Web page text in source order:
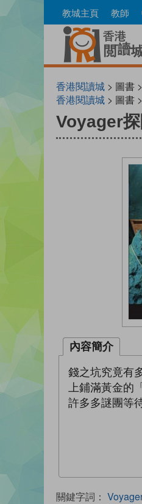
to
教城主頁 教師
香港閱讀城 > 圖書 >
香港閱讀城 > 圖書 >
Voyager
內容簡介
錢之坑究竟有
上鋪滿黃金的
許多多謎團等
關鍵字詞：